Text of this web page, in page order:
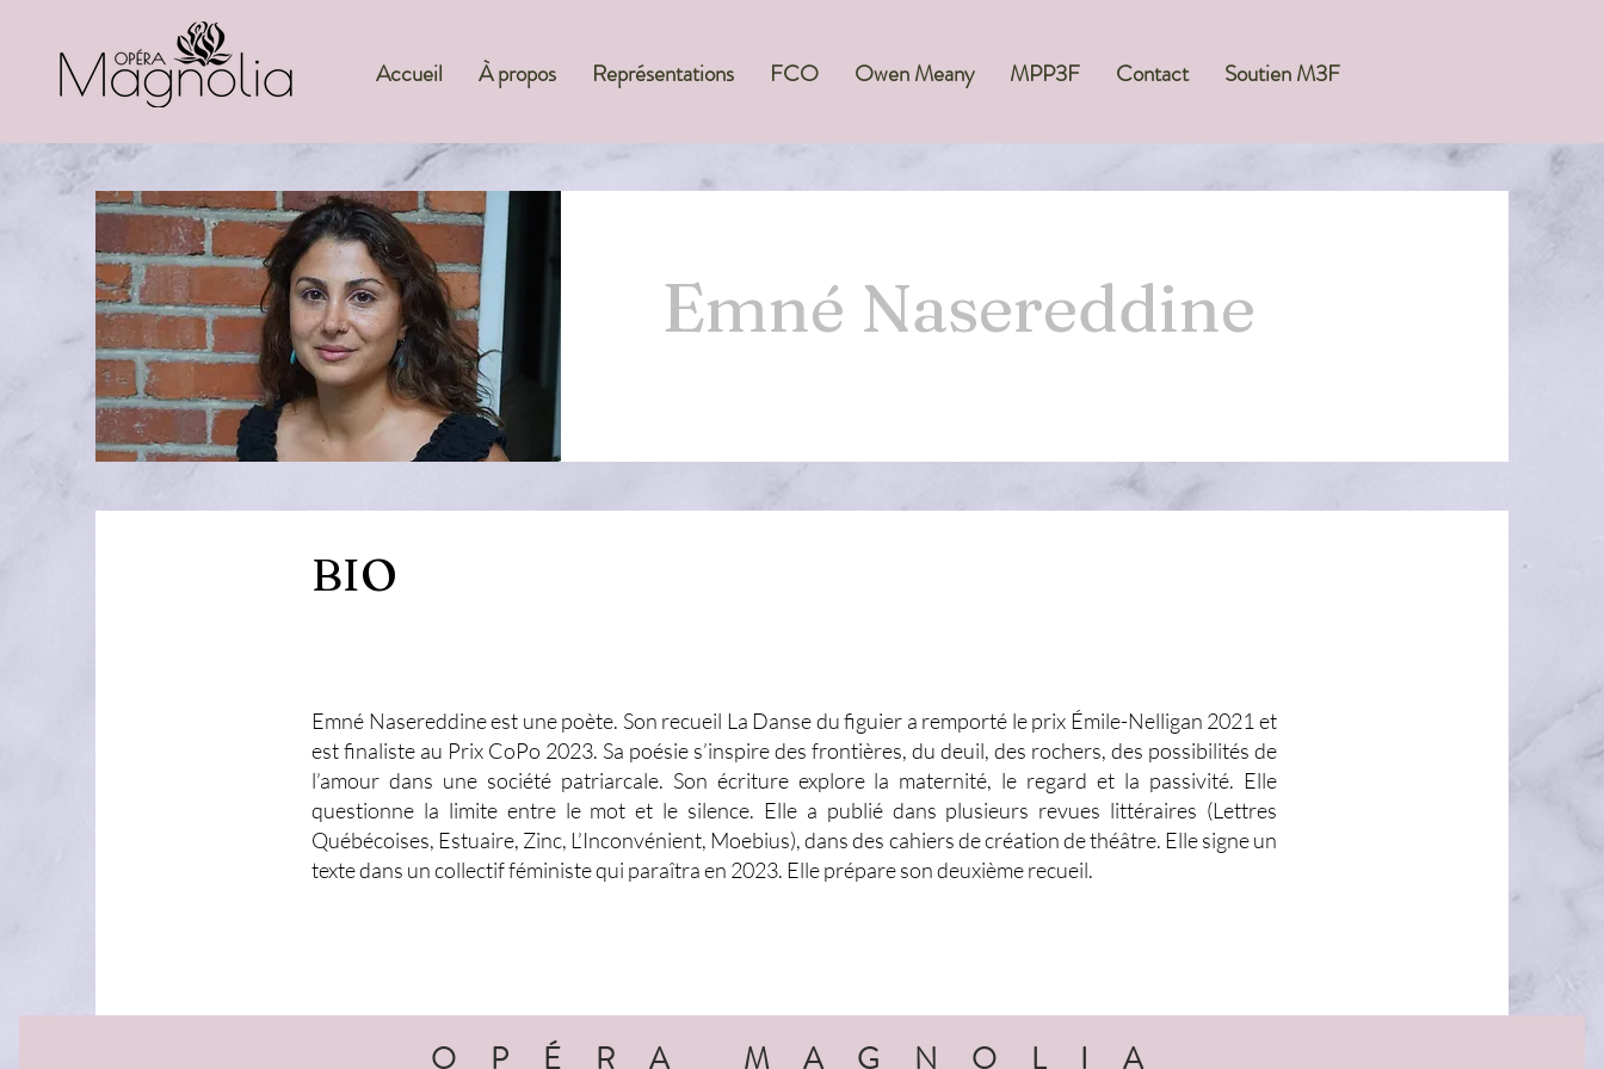
Accueil À propos Représentations FCO Owen Meany MPP3F Contact Soutien M3F
Emné Nasereddine
BIO
Emné Nasereddine est une poète. Son recueil La Danse du figuier a remporté le prix Émile-Nelligan 2021 et
est finaliste au Prix CoPo 2023. Sa poésie s’inspire des frontières, du deuil, des rochers, des possibilités de
l’amour dans une société patriarcale. Son écriture explore la maternité, le regard et la passivité. Elle
questionne la limite entre le mot et le silence. Elle a publié dans plusieurs revues littéraires (Lettres
Québécoises, Estuaire, Zinc, L’Inconvénient, Moebius), dans des cahiers de création de théâtre. Elle signe un
texte dans un collectif féministe qui paraîtra en 2023. Elle prépare son deuxième recueil.
OPÉRA MAGNOLIA